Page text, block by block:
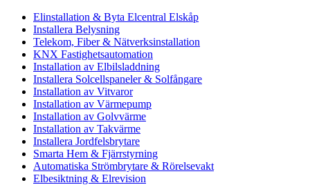
Elinstallation & Byta Elcentral Elskåp
Installera Belysning
Telekom, Fiber & Nätverksinstallation
KNX Fastighetsautomation
Installation av Elbilsladdning
Installera Solcellspaneler & Solfångare
Installation av Vitvaror
Installation av Värmepump
Installation av Golvvärme
Installation av Takvärme
Installera Jordfelsbrytare
Smarta Hem & Fjärrstyrning
Automatiska Strömbrytare & Rörelsevakt
Elbesiktning & Elrevision